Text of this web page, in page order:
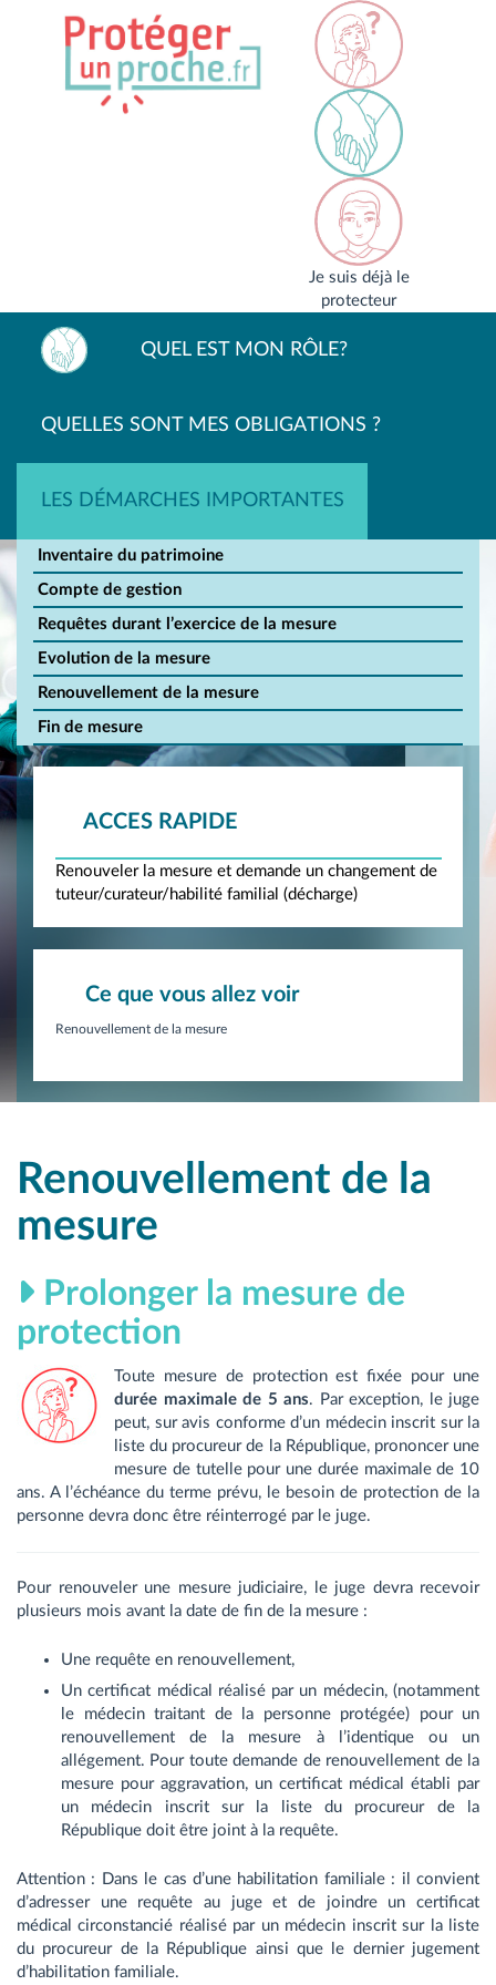
Je suis déjà le
protecteur
QUEL EST MON RÔLE?
QUELLES SONT MES OBLIGATIONS ?
LES DÉMARCHES IMPORTANTES
Inventaire du patrimoine
Compte de gestion
Requêtes durant l’exercice de la mesure
Evolution de la mesure
Renouvellement de la mesure
Fin de mesure
ACCES RAPIDE
Renouveler la mesure et demande un changement de
tuteur/curateur/habilité familial (décharge)
Ce que vous allez voir
Renouvellement de la mesure
Renouvellement de la
mesure
Prolonger la mesure de
protection
Toute mesure de protection est fixée pour une
durée maximale de 5 ans. Par exception, le juge
peut, sur avis conforme d’un médecin inscrit sur la
liste du procureur de la République, prononcer une
mesure de tutelle pour une durée maximale de 10
ans. A l’échéance du terme prévu, le besoin de protection de la
personne devra donc être réinterrogé par le juge.
Pour renouveler une mesure judiciaire, le juge devra recevoir
plusieurs mois avant la date de fin de la mesure :
Une requête en renouvellement,
Un certificat médical réalisé par un médecin, (notamment
le médecin traitant de la personne protégée) pour un
renouvellement de la mesure à l’identique ou un
allégement. Pour toute demande de renouvellement de la
mesure pour aggravation, un certificat médical établi par
un médecin inscrit sur la liste du procureur de la
République doit être joint à la requête.
Attention : Dans le cas d’une habilitation familiale : il convient
d’adresser une requête au juge et de joindre un certificat
médical circonstancié réalisé par un médecin inscrit sur la liste
du procureur de la République ainsi que le dernier jugement
d’habilitation familiale.